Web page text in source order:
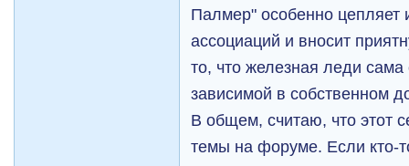
Палмер" особенно цепляет
ассоциаций и вносит
то, что железная леди
зависимой в собственном
В общем, считаю, что этот
темы на форуме. Если кто-